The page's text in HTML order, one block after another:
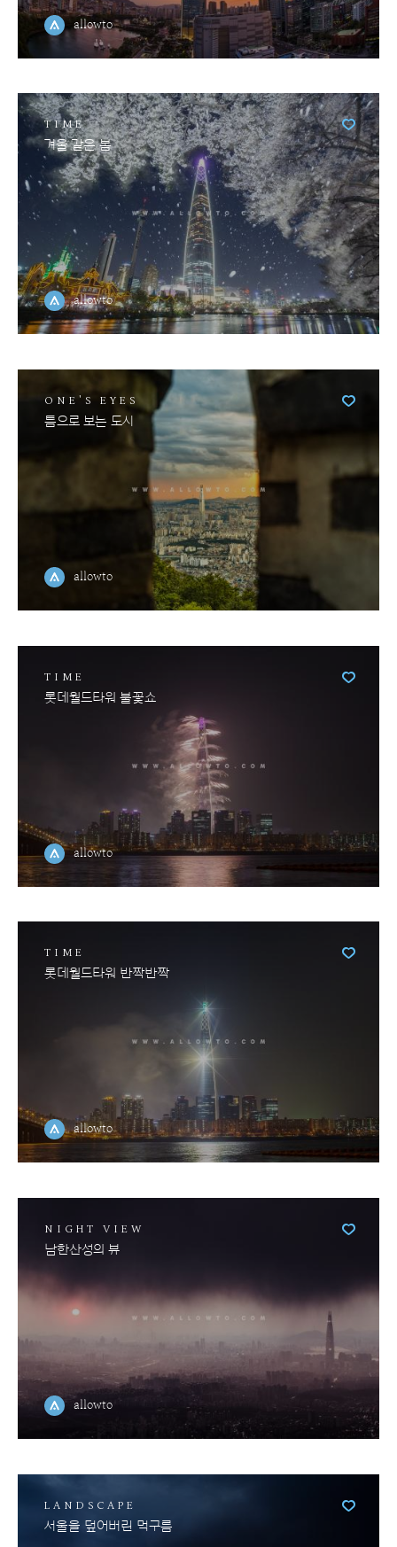
allowto
TIME
겨울 같은 봄
allowto
ONE'S EYES
틈으로 보는 도시
allowto
TIME
롯데월드타워 불꽃쇼
allowto
TIME
롯데월드타워 반짝반짝
allowto
NIGHT VIEW
남한산성의 뷰
allowto
LANDSCAPE
서울을 덮어버린 먹구름